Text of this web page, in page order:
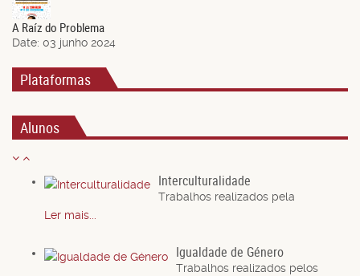
Jun.
A Raíz do Problema
Date: 03 junho 2024
Plataformas
Alunos
Interculturalidade
Trabalhos realizados pela
Ler mais...
Igualdade de Género
Trabalhos realizados pelos